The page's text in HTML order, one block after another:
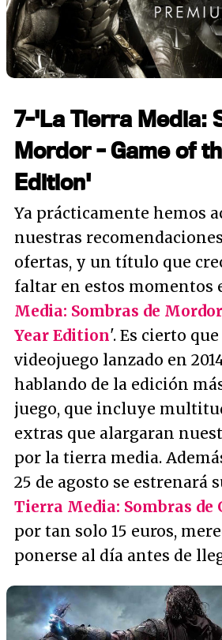
7-'La Tierra Media:
Mordor - Game of
Edition'
Ya prácticamente hemos
nuestras
ofertas, y un título que
faltar en estos momentos
Media: Sombras de
Year Edition'. Es cierto
videojuego lanzado en
hablando de la edición
juego, que incluye
extras que alargaran
por la tierra media.
25 de agosto se estrenará
Tierra Media: Sombras de
por tan solo 15 euros,
ponerse al día antes de